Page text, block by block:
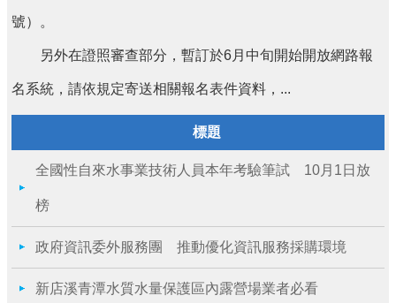
號）。
另外在證照審查部分，暫訂於6月中旬開始開放網路報
名系統，請依規定寄送相關報名表件資料，...
標題
全國性自來水事業技術人員本年考驗筆試 10月1日放
榜
政府資訊委外服務團 推動優化資訊服務採購環境
新店溪青潭水質水量保護區內露營場業者必看